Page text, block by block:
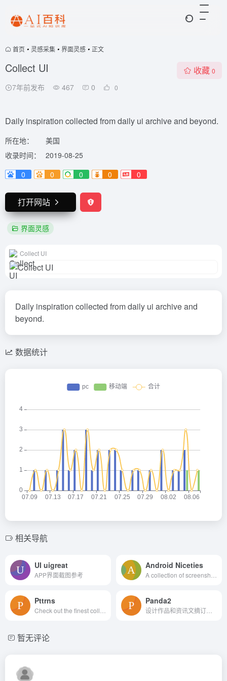
首页 • 灵感采集 • 界面灵感 • 正文
Collect UI
7年前发布 467 0 0
收藏 0
Daily inspiration collected from daily ui archive and beyond.
所在地：
美国
收录时间：
2019-08-25
0
0 0 0 0
打开网站
界面灵感
Collect UI
Daily inspiration collected from daily ui archive and
beyond.
数据统计
相关导航
UI uigreat
APP界面截图参考
Android Niceties
Pttrns Panda2
暂无评论